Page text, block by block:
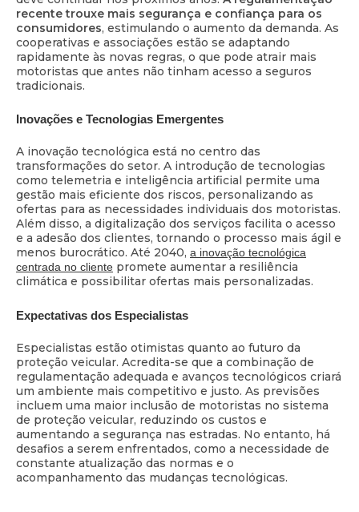
recente trouxe mais segurança e confiança para os
consumidores, estimulando o aumento da demanda. As
cooperativas e associações estão se adaptando
rapidamente às novas regras, o que pode atrair mais
motoristas que antes não tinham acesso a seguros
tradicionais.
Inovações e Tecnologias Emergentes
A inovação tecnológica está no centro das
transformações do setor. A introdução de tecnologias
como telemetria e inteligência artificial permite uma
gestão mais eficiente dos riscos, personalizando as
ofertas para as necessidades individuais dos motoristas.
Além disso, a digitalização dos serviços facilita o acesso
e a adesão dos clientes, tornando o processo mais ágil e
menos burocrático. Até 2040, a inovação tecnológica
centrada no cliente promete aumentar a resiliência
climática e possibilitar ofertas mais personalizadas.
Expectativas dos Especialistas
Especialistas estão otimistas quanto ao futuro da
proteção veicular. Acredita-se que a combinação de
regulamentação adequada e avanços tecnológicos criará
um ambiente mais competitivo e justo. As previsões
incluem uma maior inclusão de motoristas no sistema
de proteção veicular, reduzindo os custos e
aumentando a segurança nas estradas. No entanto, há
desafios a serem enfrentados, como a necessidade de
constante atualização das normas e o
acompanhamento das mudanças tecnológicas.